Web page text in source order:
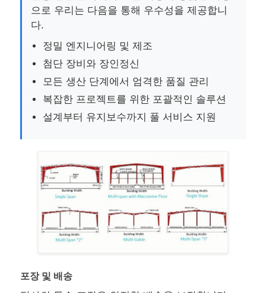
조립식 강철 구조
강철 구조 창고
철강 구조 워크숍
철강 구조 구조
강철 프레임 빌딩
으로 우리는 다음을 통해 우수성을 제공합니
다.
정밀 엔지니어링 및 제조
첨단 장비와 장인정신
모든 생산 단계에서 엄격한 품질 관리
복잡한 프로젝트를 위한 포괄적인 솔루션
설계부터 유지보수까지 풀 서비스 지원
포장 및 배송